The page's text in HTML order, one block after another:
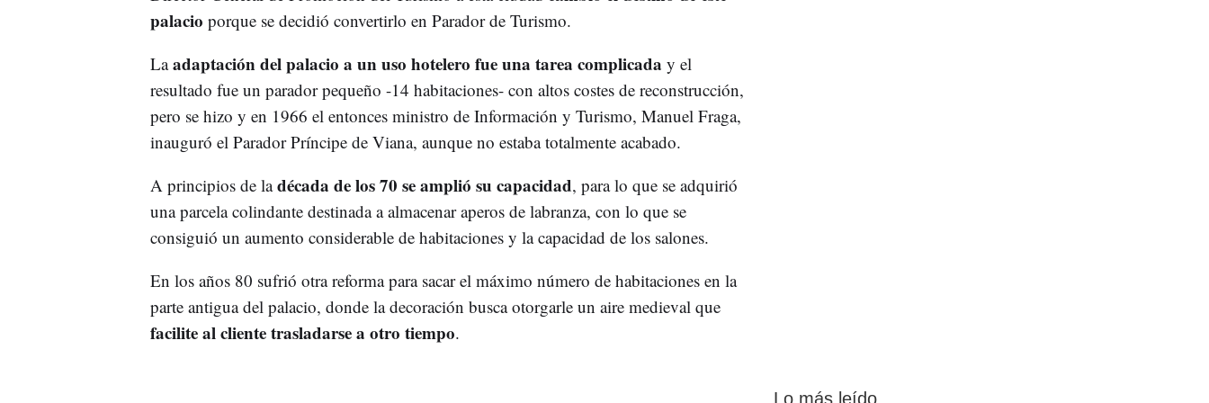
palacio porque se decidió convertirlo en Parador de Turismo.
Laadaptación del palacio a un uso hotelero fue una tarea complicada y el
resultado fue un parador pequeño -14 habitaciones- con altos costes de reconstrucción,
pero se hizo y en 1966 el entonces ministro de Información y Turismo, Manuel Fraga,
inauguró el Parador Príncipe de Viana, aunque no estaba totalmente acabado.
A principios de ladécada de los 70 se amplió su capacidad, para lo que se adquirió
una parcela colindante destinada a almacenar aperos de labranza, con lo que se
consiguió un aumento considerable de habitaciones y la capacidad de los salones.
En los años 80 sufrió otra reforma para sacar el máximo número de habitaciones en la
parte antigua del palacio, donde la decoración busca otorgarle un aire medieval que
facilite al cliente trasladarse a otro tiempo.
Lo más leído